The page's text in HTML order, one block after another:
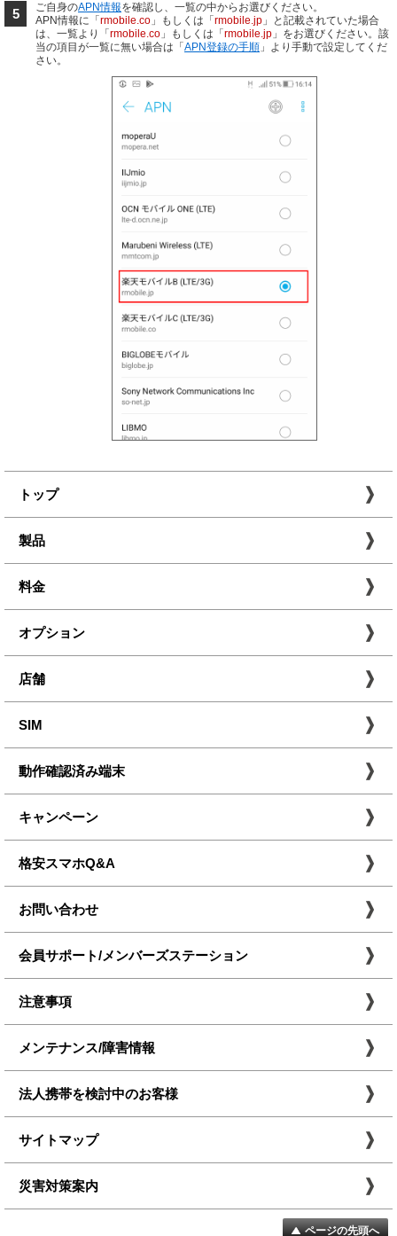
5 ご自身のAPN情報を確認し、一覧の中からお選びください。
APN情報に「 rmobile.co 」もしくは「 rmobile.jp 」と記載されていた場合
は、一覧より「 rmobile.co 」もしくは「 rmobile.jp 」をお選びください。該
当の項目が一覧に無い場合は「 APN登録の手順 」より手動で設定してくだ
さい。
トップ
製品
料金
オプション
店舗
SIM
動作確認済み端末
キャンペーン
格安スマホQ&A
お問い合わせ
会員サポート/メンバーズステーション
注意事項
メンテナンス/障害情報
法人携帯を検討中のお客様
サイトマップ
災害対策案内
ページの先頭へ